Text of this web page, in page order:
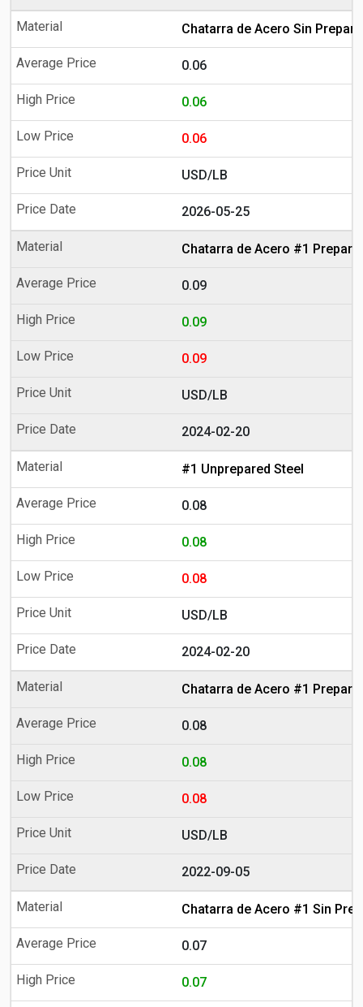
Chatarra de Acero Sin
0.06
0.06
0.06
USD/LB
2026-05-25
Chatarra de Acero #1
0.09
0.09
0.09
USD/LB
2024-02-20
#1 Unprepared Steel
0.08
0.08
0.08
USD/LB
2024-02-20
Chatarra de Acero #1
0.08
0.08
0.08
USD/LB
2022-09-05
Chatarra de Acero #1 Sin
0.07
0.07